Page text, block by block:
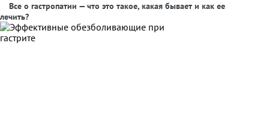
Все о гастропатии — что это такое, какая бывает и как ее
лечить?